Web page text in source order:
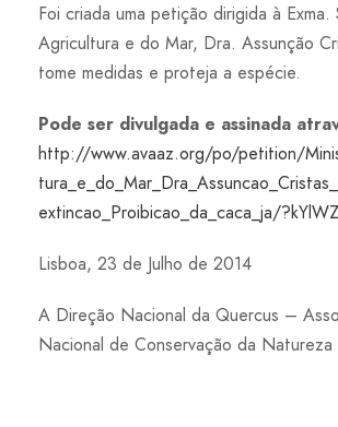
Foi criada uma petição dirigida à Exma.
Agricultura e do Mar, Dra. Assunção
tome medidas e proteja a espécie.
Pode ser divulgada e assinada
http://www.avaaz.org/po/petition/
extincao_Proibicao_da_caca_ja/
Lisboa, 23 de Julho de 2014
A Direção Nacional da Quercus –
Nacional de Conservação da Natureza